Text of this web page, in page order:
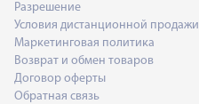
Разрешение
Условия дистанционной продажи
Маркетинговая политика
Возврат и обмен товаров
Договор оферты
Обратная связь